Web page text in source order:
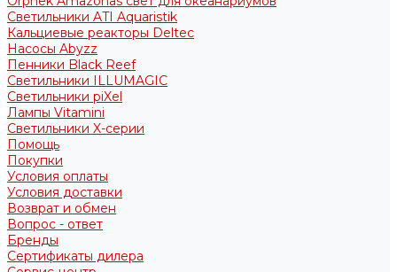
Светильники ATI Aquaristik
Кальциевые реакторы Deltec
Насосы Abyzz
Пенники Black Reef
Светильники ILLUMAGIC
Светильники piXel
Лампы Vitamini
Светильники X-серии
Помощь
Покупки
Условия оплаты
Условия доставки
Возврат и обмен
Вопрос - ответ
Бренды
Сертификаты дилера